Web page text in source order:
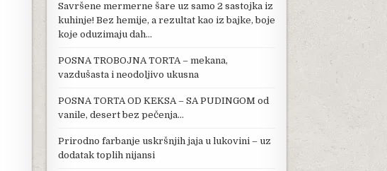
Savršene mermerne šare uz samo 2 sastojka iz
kuhinje! Bez hemije, a rezultat kao iz bajke, boje
koje oduzimaju dah…
POSNA TROBOJNA TORTA – mekana,
vazdušasta i neodoljivo ukusna
POSNA TORTA OD KEKSA – SA PUDINGOM od
vanile, desert bez pečenja…
Prirodno farbanje uskršnjih jaja u lukovini – uz
dodatak toplih nijansi